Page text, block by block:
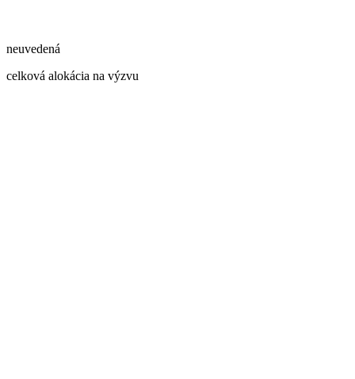
neuvedená
celková alokácia na výzvu